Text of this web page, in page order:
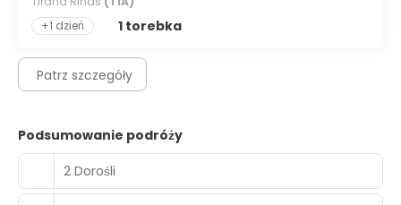
+1 dzień
1 torebka
Patrz szczegóły
Podsumowanie podróży
2 Dorośli